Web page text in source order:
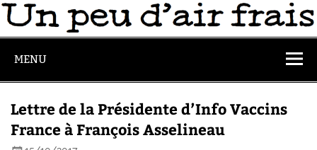
MENU
Lettre de la Présidente d’Info Vaccins
France à François Asselineau